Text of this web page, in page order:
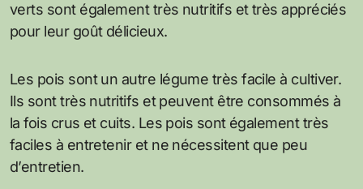
verts sont également très nutritifs et très appréciés
pour leur goût délicieux.
Les pois sont un autre légume très facile à cultiver.
Ils sont très nutritifs et peuvent être consommés à
la fois crus et cuits. Les pois sont également très
faciles à entretenir et ne nécessitent que peu
d’entretien.